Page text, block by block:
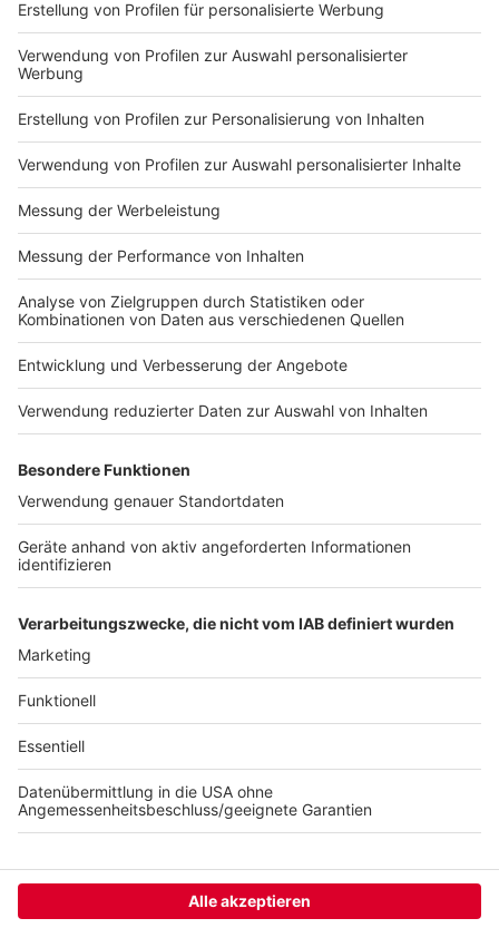
Seit über 27 Jahren unterstützen wir zusammen mit
unserer Aktion Lichtblicke bedürftige Kinder und
Familien aus NRW. Wer hätte mit Start Ende der 90er
Jahre gedacht, dass unsere Aktion Lichtblicke so
erfolgreich sein würde? NRW-weit sind über 98
Millionen an Spendengeldern eingegangen. Damit
konnten wir über 305.000 Kindern und ihren Familien
wieder ein Lachen schenken.
Die Aktion Lichtblicke e.V.kümmert sich besonders um
Menschen unter uns, die schwere Schicksalsschläge
hinnehmen müssen: Die Schwachen und
Benachteiligten in unserer Gesellschaft, die keine
Lobby für ihre Anliegen haben. Hier sind es vor allem
in die ihre Familien geraten. Und gerade den Kleinsten
spenden. Kinder sind unsere Zukunft und haben die
solidarische Hilfe aller verdient. Wir nehmen mit
unserer Arbeit unsere gesellschaftliche
Verantwortung wahr, wollen Lobby und Stimme sein
und Hilfebedürftigen in Nordrhein-Westfalen
Anzeige